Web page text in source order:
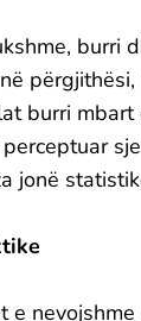
burri
burri
jonë
e